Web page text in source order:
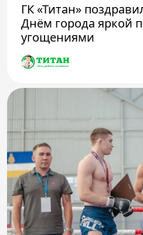
ГК «Титан»
Днём города яркой
угощениями